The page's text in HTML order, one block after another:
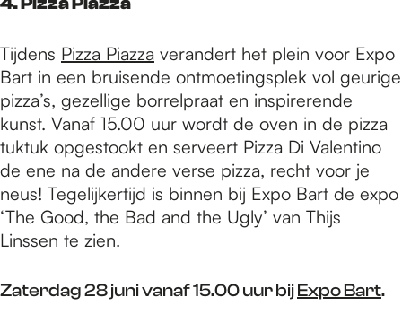
Tijdens Pizza Piazza verandert het plein voor Expo
Bart in een bruisende ontmoetingsplek vol geurige
pizza’s, gezellige borrelpraat en inspirerende
kunst. Vanaf 15.00 uur wordt de oven in de pizza
tuktuk opgestookt en serveert Pizza Di Valentino
de ene na de andere verse pizza, recht voor je
neus! Tegelijkertijd is binnen bij Expo Bart de expo
‘The Good, the Bad and the Ugly’ van Thijs
Linssen te zien.
Zaterdag 28 juni vanaf 15.00 uur bijExpo Bart.